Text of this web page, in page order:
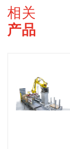
相关
产品